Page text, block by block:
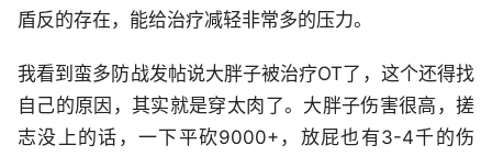
盾反的存在，能给治疗减轻非常多的压力。
我看到蛮多防战发帖说大胖子被治疗OT了，这个还得找
自己的原因，其实就是穿太肉了。大胖子伤害很高，搓
志没上的话，一下平砍9000+，放屁也有3-4千的伤